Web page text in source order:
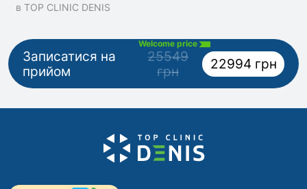
в TOP CLINIC DENIS
Записатися на
прийом
Welcome price
25549
грн
22994 грн